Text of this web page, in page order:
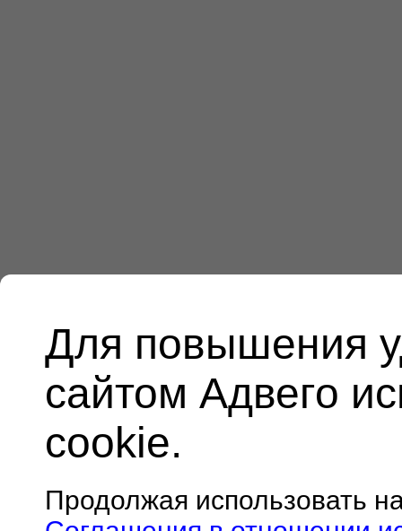
Для повышения
сайтом Адвего
cookie.
Продолжая использовать